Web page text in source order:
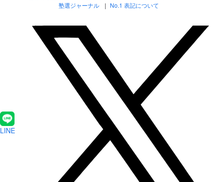
塾選ジャーナル
No.1 表記について
LINE